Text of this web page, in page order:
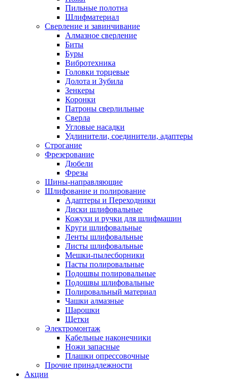
Пильные полотна
Шлифматериал
Сверление и завинчивание
Алмазное сверление
Биты
Буры
Вибротехника
Головки торцевые
Долота и Зубила
Зенкеры
Коронки
Патроны сверлильные
Сверла
Угловые насадки
Удлинители, соединители, адаптеры
Строгание
Фрезерование
Дюбели
Фрезы
Шины-направляющие
Шлифование и полирование
Адаптеры и Переходники
Диски шлифовальные
Кожухи и ручки для шлифмашин
Круги шлифовальные
Ленты шлифовальные
Листы шлифовальные
Мешки-пылесборники
Пасты полировальные
Подошвы полировальные
Подошвы шлифовальные
Полировальный материал
Чашки алмазные
Шарошки
Щетки
Электромонтаж
Кабельные наконечники
Ножи запасные
Плашки опрессовочные
Прочие принадлежности
Акции